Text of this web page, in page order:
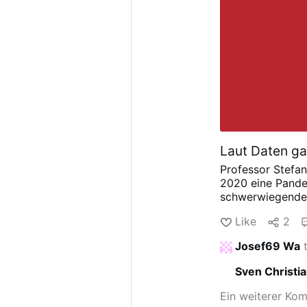
Laut Daten
Professor
2020 eine
Sterblichkeit
Vorstellung
Massentests...
mehr Kranke
muss sich auch
Like 2
Josef69 Wa
Sven
Ein weiterer